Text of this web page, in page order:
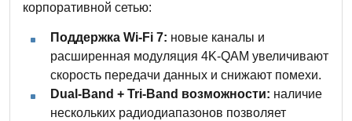
корпоративной сетью:
Поддержка Wi-Fi 7: новые каналы и
расширенная модуляция 4K-QAM увеличивают
скорость передачи данных и снижают помехи.
Dual-Band + Tri-Band возможности: наличие
нескольких радиодиапазонов позволяет